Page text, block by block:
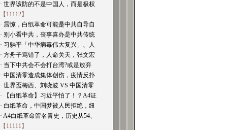
· 世界该防的不是中国人，而是极权
【11112】
· 震惊，白纸革命可能是中共自导自
· 别小看中共，丧事喜办是中共传统
· 习躺平「中华病毒伟大复兴」、人
· 方舟子骂错了，人命关天，张文宏
· 当下中共会不会打台湾?或是放弃
· 中国清零造成集体创伤，疫情反扑
· 世界盃梅西、刘晓波 VS 中国清零
· 【白纸革命】习近平怕了！？A4证
· 白纸革命，中国梦被人民拒绝，纽
· A4白纸革命留名青史，历史从54、
【11111】